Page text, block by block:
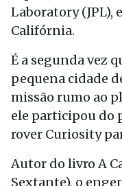
Laboratory (JPL),
Califórnia.
É a segunda vez
pequena cidade
missão rumo ao
ele participou do
rover Curiosity
Autor do livro A
Sextante), o